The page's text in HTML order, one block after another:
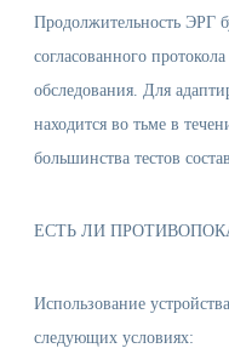
Продолжительность ЭРГ
согласованного
обследования. Для
находится во тьме в
большинства тестов
ЕСТЬ ЛИ
Использование
следующих условиях: